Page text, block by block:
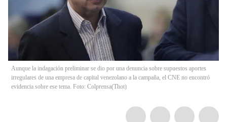
Aunque la indagación preliminar se dio por una denuncia sobre supuestos aportes
irregulares de una empresa de capital venezolano a la campaña, el CNE no encontró
evidencia sobre ese tema. Foto: Colprensa(Thot)